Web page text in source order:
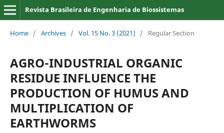
Revista Brasileira de Engenharia de Biossistemas
Home / Archives / Vol. 15 No. 3 (2021) / Regular Section
AGRO-INDUSTRIAL ORGANIC
RESIDUE INFLUENCE THE
PRODUCTION OF HUMUS AND
MULTIPLICATION OF
EARTHWORMS